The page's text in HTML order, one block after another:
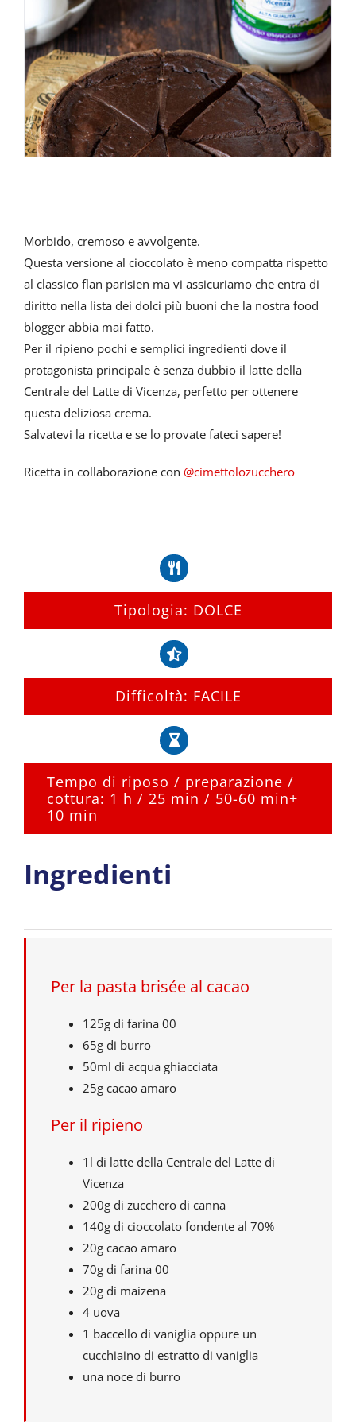
Morbido, cremoso e avvolgente.
Questa versione al cioccolato è meno compatta rispetto
al classico flan parisien ma vi assicuriamo che entra di
diritto nella lista dei dolci più buoni che la nostra food
blogger abbia mai fatto.
Per il ripieno pochi e semplici ingredienti dove il
protagonista principale è senza dubbio il latte della
Centrale del Latte di Vicenza, perfetto per ottenere
questa deliziosa crema.
Salvatevi la ricetta e se lo provate fateci sapere!
Ricetta in collaborazione con @cimettolozucchero
Tipologia: DOLCE
Difficoltà: FACILE
Tempo di riposo / preparazione /
cottura: 1 h / 25 min / 50-60 min+
10 min
Ingredienti
Per la pasta brisée al cacao
125g di farina 00
65g di burro
50ml di acqua ghiacciata
25g cacao amaro
Per il ripieno
1l di latte della Centrale del Latte di
Vicenza
200g di zucchero di canna
140g di cioccolato fondente al 70%
20g cacao amaro
70g di farina 00
20g di maizena
4 uova
1 baccello di vaniglia oppure un
cucchiaino di estratto di vaniglia
una noce di burro